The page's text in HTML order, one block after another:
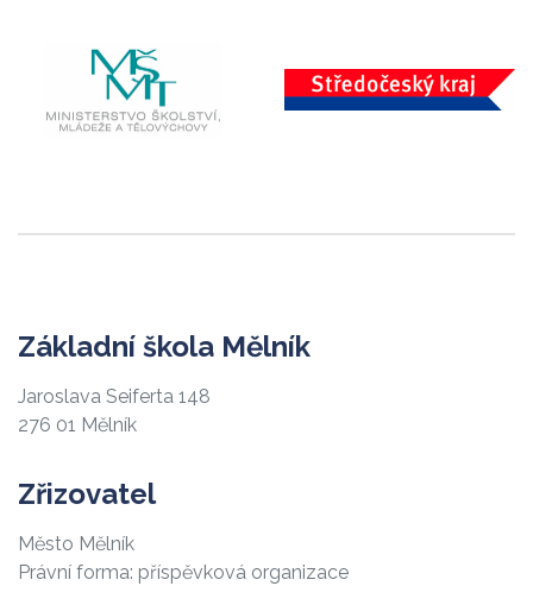
Základní škola Mělník
Jaroslava Seiferta 148
276 01 Mělník
Zřizovatel
Město Mělník
Právní forma: příspěvková organizace